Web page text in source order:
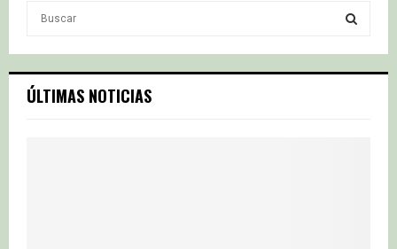
c
h
S
ÚLTIMAS NOTICIAS